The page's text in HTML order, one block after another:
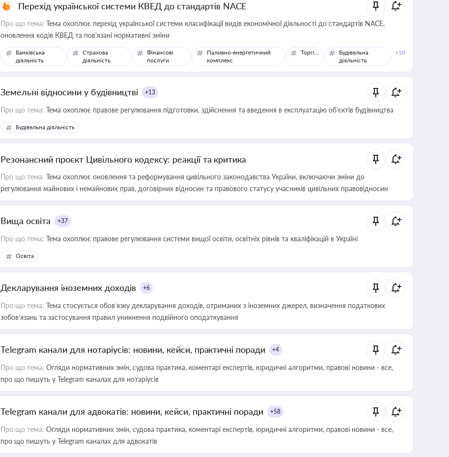
Перехід української системи КВЕД до стандартів NACE
Про що тема: Тема охоплює перехід української системи класифікації видів економічної діяльності до стандартів NACE,
оновлення кодів КВЕД та пов'язані нормативні зміни
Банківська
діяльність
Страхова
діяльність
Фінансові
послуги
Паливно-енергетичний
комплекс
Торгівля
Будівельна
діяльність
+10
Земельні відносини у будівництві +13
Про що тема: Тема охоплює правове регулювання підготовки, здійснення та введення в експлуатацію об’єктів будівництва
Будівельна діяльність
Резонансний проєкт Цивільного кодексу: реакції та критика
Про що тема: Тема охоплює оновлення та реформування цивільного законодавства України, включаючи зміни до
регулювання майнових і немайнових прав, договірних відносин та правового статусу учасників цивільних правовідносин
Вища освіта +37
Про що тема: Тема охоплює правове регулювання системи вищої освіти, освітніх рівнів та кваліфікацій в Україні
Освіта
Декларування іноземних доходів +6
Про що тема: Тема стосується обов’язку декларування доходів, отриманих з іноземних джерел, визначення податкових
зобов’язань та застосування правил уникнення подвійного оподаткування
Telegram канали для нотаріусів: новини, кейси, практичні поради +4
Про що тема: Огляди нормативних змін, судова практика, коментарі експертів, юридичні алгоритми, правові новини - все,
про що пишуть у Telegram каналах для нотаріусів
Telegram канали для адвокатів: новини, кейси, практичні поради +58
Про що тема: Огляди нормативних змін, судова практика, коментарі експертів, юридичні алгоритми, правові новини - все,
про що пишуть у Telegram каналах для адвокатів